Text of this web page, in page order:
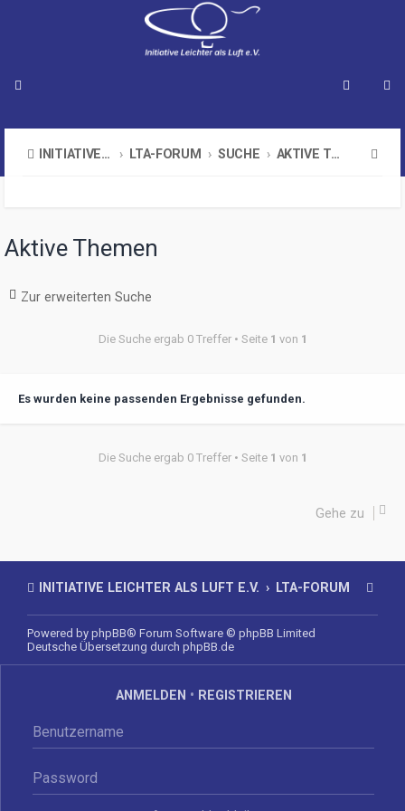
INITIATIVE LEICHTER ALS LUFT E.V. LTA-FORUM SUCHE AKTIVE THEMEN
Aktive Themen
Zur erweiterten Suche
Die Suche ergab 0 Treffer • Seite 1 von 1
Es wurden keine passenden Ergebnisse gefunden.
Die Suche ergab 0 Treffer • Seite 1 von 1
Gehe zu
INITIATIVE LEICHTER ALS LUFT E.V. LTA-FORUM
Powered by phpBB® Forum Software © phpBB Limited
Deutsche Übersetzung durch phpBB.de
ANMELDEN • REGISTRIEREN